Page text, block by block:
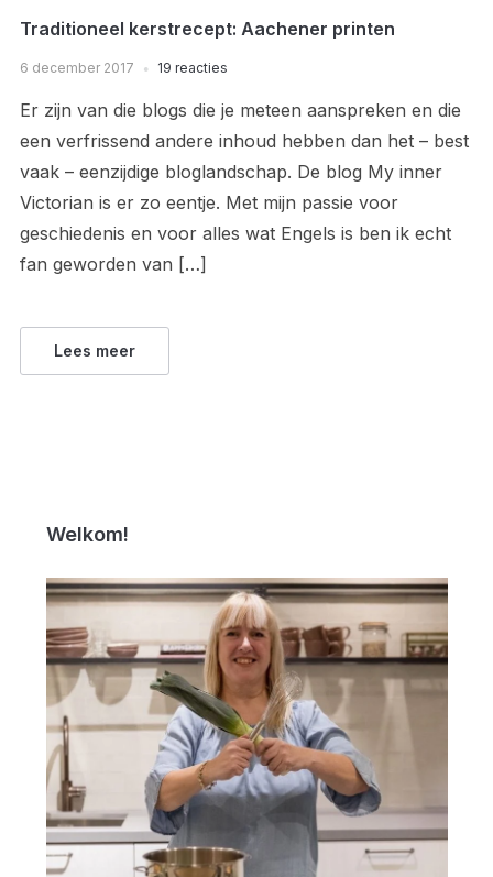
Traditioneel kerstrecept: Aachener printen
6 december 2017 19 reacties
Er zijn van die blogs die je meteen aanspreken en die
een verfrissend andere inhoud hebben dan het – best
vaak – eenzijdige bloglandschap. De blog My inner
Victorian is er zo eentje. Met mijn passie voor
geschiedenis en voor alles wat Engels is ben ik echt
fan geworden van […]
Lees meer
Welkom!